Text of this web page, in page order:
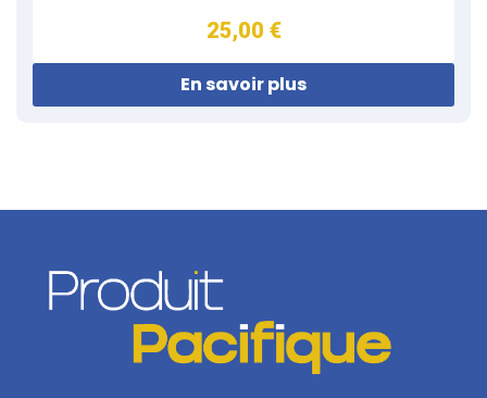
25,00 €
En savoir plus